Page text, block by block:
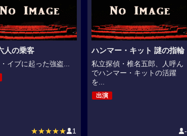
人の乗客
イブに起った強盗...
★★★★★ 1
ハンマー・キット 謎の指輪
私立探偵・椎名五郎、人呼ん
でハンマー・キットの活躍
を...
出演
-